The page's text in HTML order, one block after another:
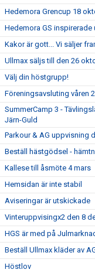
Hedemora Grencup 18
Hedemora GS
Kakor är gott... Vi säljer
Ullmax säljs till den 26
Välj din höstgrupp!
Föreningsavsluting våren
SummerCamp 3 -
Järn-Guld
Parkour & AG uppvisning
Beställ hästgödsel -
Kallese till åsmöte 4 mars
Hemsidan är inte stabil
Aviseringar är utskickade
Vinteruppvisingx2 den 8
HGS är med på
Beställ Ullmax kläder av
Höstlov